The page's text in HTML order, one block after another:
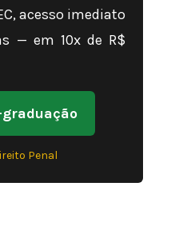
acesso imediato
— em 10x de R$
Penal